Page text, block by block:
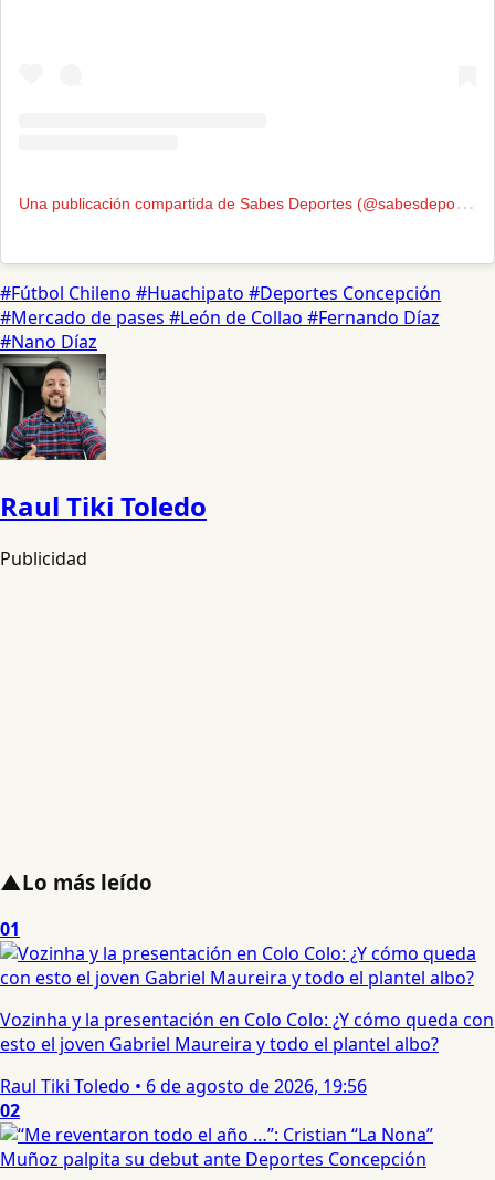
U
na publicación compartida de Sabes Deportes (@sabesdeportes)
#Fútbol Chileno #Huachipato #Deportes Concepción
#Mercado de pases #León de Collao #Fernando Díaz
#Nano Díaz
Raul Tiki Toledo
Publicidad
▲Lo más leído
01
Vozinha y la presentación en Colo Colo: ¿Y cómo queda con
esto el joven Gabriel Maureira y todo el plantel albo?
Raul Tiki Toledo • 6 de agosto de 2026, 19:56
02